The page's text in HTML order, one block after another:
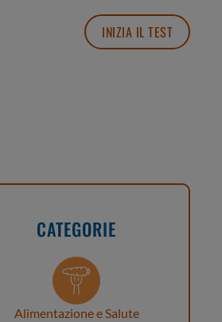
INIZIA IL TEST
CATEGORIE
Alimentazione e Salute